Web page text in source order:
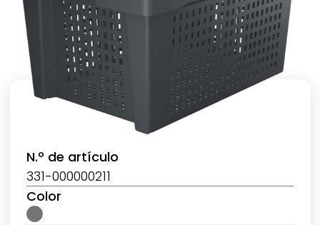
N.º de artículo
331-000000211
Color